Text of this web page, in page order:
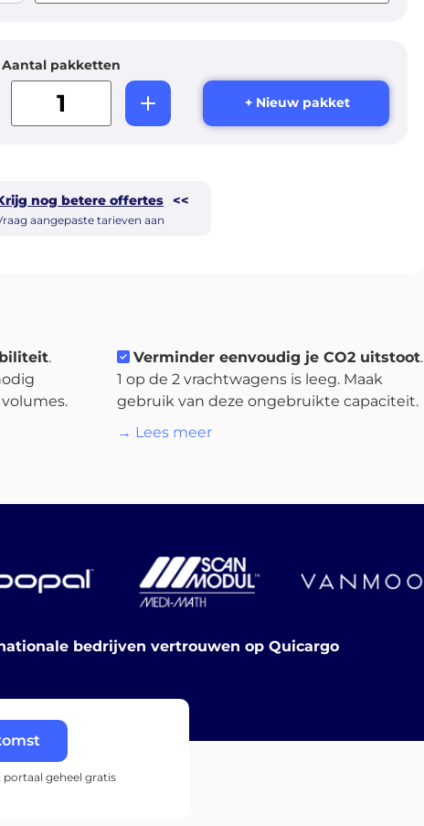
Aantal pakketten
+ Nieuw pakket
nog betere offertes <<
aangepaste tarieven aan
.
Verminder eenvoudig je CO2 uitstoot.
1 op de 2 vrachtwagens is leeg. Maak
gebruik van deze ongebruikte capaciteit.
→ Lees meer
bedrijven vertrouwen op Quicargo
portaal geheel gratis